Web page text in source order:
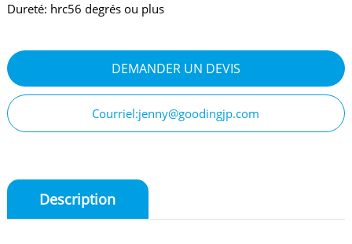
Dureté: hrc56 degrés ou plus
DEMANDER UN DEVIS
Courriel:jenny@goodingjp.com
Description